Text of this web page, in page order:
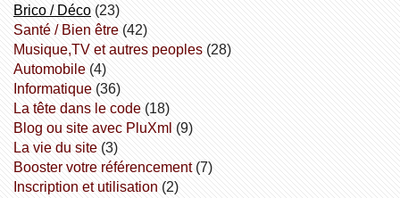
Brico / Déco(23)
Santé / Bien être(42)
Musique,TV et autres peoples(28)
Automobile(4)
informatique(36)
la tête dans le code(18)
Blog ou site avec PluXml (9)
la vie du site(3)
booster votre référencement(7)
inscription et utilisation (2)